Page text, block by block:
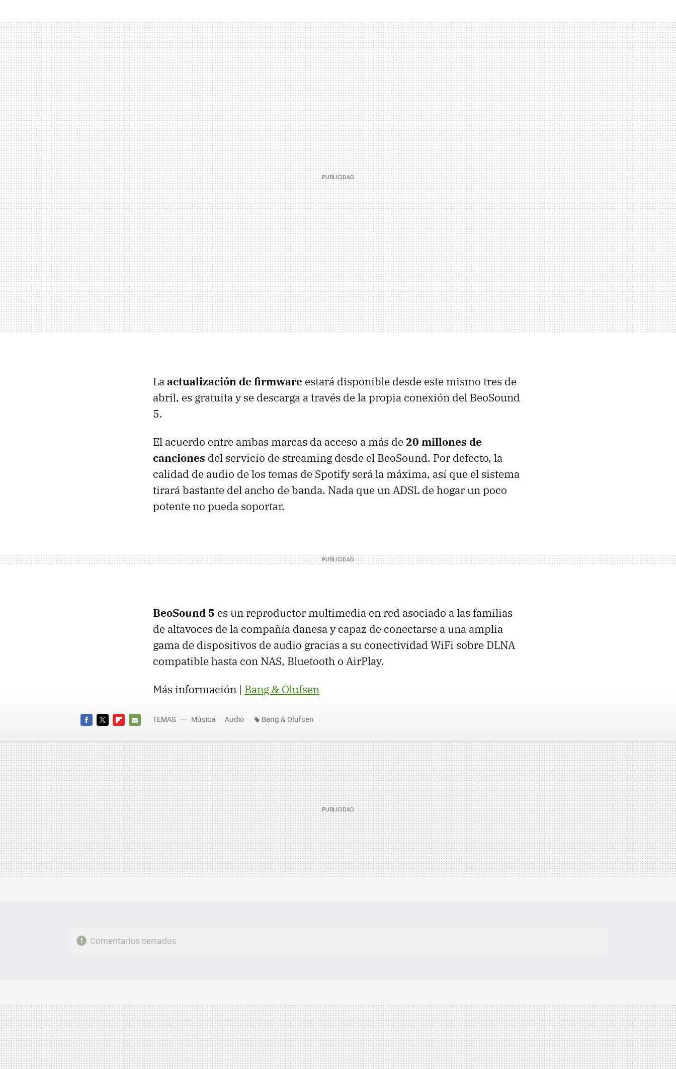
Laactualización de firmware estará disponible desde este mismo tres de
abril, es gratuita y se descarga a través de la propia conexión del BeoSound
5.
El acuerdo entre ambas marcas da acceso a más de20 millones de
canciones del servicio de streaming desde el BeoSound. Por defecto, la
calidad de audio de los temas de Spotify será la máxima, así que el sistema
tirará bastante del ancho de banda. Nada que un ADSL de hogar un poco
potente no pueda soportar.
BeoSound 5 es un reproductor multimedia en red asociado a las familias
de altavoces de la compañía danesa y capaz de conectarse a una amplia
gama de dispositivos de audio gracias a su conectividad WiFi sobre DLNA
compatible hasta con NAS, Bluetooth o AirPlay.
Más información | Bang & Olufsen
MAIL
TEMAS Música Audio Bang & Olufsen
Comentarios cerrados